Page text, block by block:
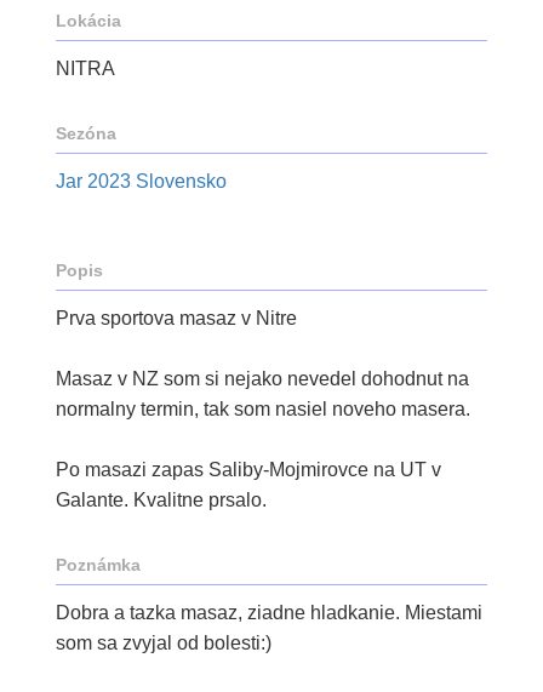
Lokácia
NITRA
Sezóna
Jar 2023 Slovensko
Popis
Prva sportova masaz v Nitre
Masaz v NZ som si nejako nevedel dohodnut na
normalny termin, tak som nasiel noveho masera.
Po masazi zapas Saliby-Mojmirovce na UT v
Galante. Kvalitne prsalo.
Poznámka
Dobra a tazka masaz, ziadne hladkanie. Miestami
som sa zvyjal od bolesti:)